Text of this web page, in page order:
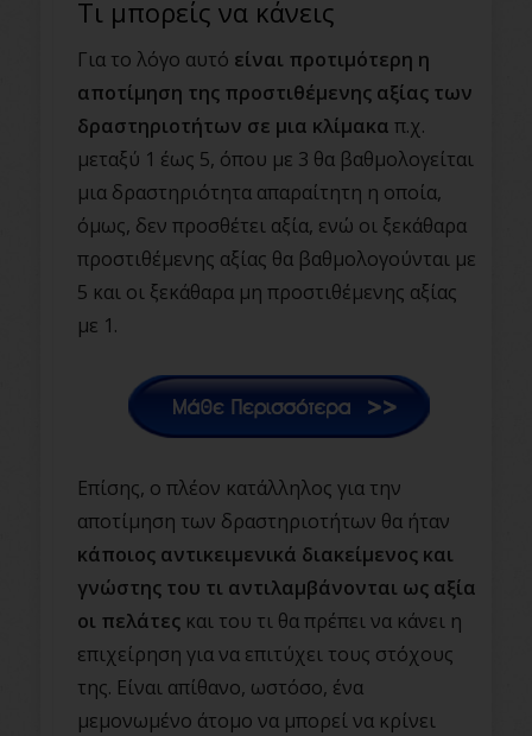
Τι μπορείς να κάνεις
Για το λόγο αυτό είναι προτιμότερη η
αποτίμηση της προστιθέμενης αξίας των
δραστηριοτήτων σε μια κλίμακα π.χ.
μεταξύ 1 έως 5, όπου με 3 θα βαθμολογείται
μια δραστηριότητα απαραίτητη η οποία,
όμως, δεν προσθέτει αξία, ενώ οι ξεκάθαρα
προστιθέμενης αξίας θα βαθμολογούνται με
5 και οι ξεκάθαρα μη προστιθέμενης αξίας
με 1.
Επίσης, ο πλέον κατάλληλος για την
αποτίμηση των δραστηριοτήτων θα ήταν
κάποιος αντικειμενικά διακείμενος και
γνώστης του τι αντιλαμβάνονται ως αξία
οι πελάτες και του τι θα πρέπει να κάνει η
επιχείρηση για να επιτύχει τους στόχους
της. Είναι απίθανο, ωστόσο, ένα
μεμονωμένο άτομο να μπορεί να κρίνει